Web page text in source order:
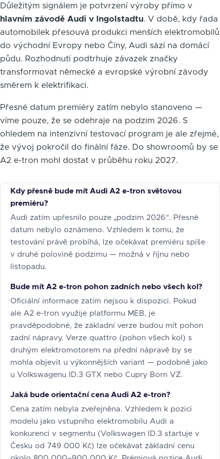
Důležitým signálem je potvrzení výroby přímo v
hlavním závodě Audi v Ingolstadtu. V době, kdy řada
automobilek přesouvá produkci menších elektromobilů
do východní Evropy nebo Číny, Audi sází na domácí
půdu. Rozhodnutí podtrhuje závazek značky
transformovat německé a evropské výrobní závody
směrem k elektrifikaci.
Přesné datum premiéry zatím nebylo stanoveno —
víme pouze, že se odehraje na podzim 2026. S
ohledem na intenzivní testovací program je ale zřejmé,
že vývoj pokročil do finální fáze. Do showroomů by se
A2 e-tron mohl dostat v průběhu roku 2027.
Kdy přesně bude mít Audi A2 e-tron světovou
premiéru?
Audi zatím upřesnilo pouze „podzim 2026“. Přesné
datum nebylo oznámeno. Vzhledem k tomu, že
testování právě probíhá, lze očekávat premiéru spíše
v druhé polovině podzimu — možná v říjnu nebo
listopadu.
Bude mít A2 e-tron pohon zadních nebo všech kol?
Oficiální informace zatím nejsou k dispozici. Pokud
ale A2 e-tron využije platformu MEB, je
pravděpodobné, že základní verze budou mít pohon
zadní nápravy. Verze quattro (pohon všech kol) s
druhým elektromotorem na přední nápravě by se
mohla objevit u výkonnějších variant — podobně jako
u Volkswagenu ID.3 GTX nebo Cupry Born VZ.
Jaká bude orientační cena Audi A2 e-tron?
Cena zatím nebyla zveřejněna. Vzhledem k pozici
modelu jako vstupního elektromobilu Audi a
konkurenci v segmentu (Volkswagen ID.3 startuje v
Česku od 749 000 Kč) lze očekávat základní cenu